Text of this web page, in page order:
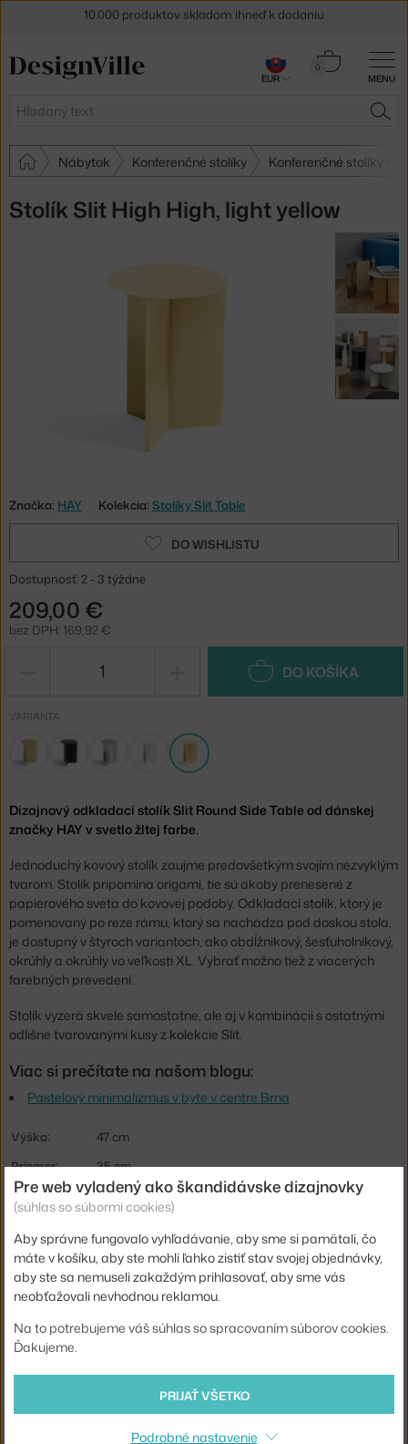
MENU
Hľadať
0
Košík
Nábytok Konferenčné stolíky Konferenčné stolíky
Stolík Slit High High, light yellow
Značka: HAY Kolekcia: Stolíky Slit Table
DO WISHLISTU
Dostupnosť: 2 - 3 týždne
209,00 €
bez DPH: 169,92 €
DO KOŠÍKA
VARIANTA
Dizajnový odkladací stolík Slit Round Side Table od dánskej
značky HAY v svetlo žltej farbe.
Jednoduchý kovový stolík zaujme predovšetkým svojím nezvyklým
tvarom. Stolík pripomína origami, tie sú akoby prenesené z
papierového sveta do kovovej podoby. Odkladací stolík, ktorý je
pomenovaný po reze rámu, ktorý sa nachádza pod doskou stola,
je dostupný v štyroch variantoch, ako obdĺžnikový, šesťuholníkový,
okrúhly a okrúhly vo veľkosti XL. Vybrať možno tiež z viacerých
farebných prevedení.
Stolík vyzerá skvele samostatne, ale aj v kombinácii s ostatnými
odlišne tvarovanými kusy z kolekcie Slit.
Viac si prečítate na našom blogu:
Pastelový minimalizmus v byte v centre Brna
Výška:
47 cm
Priemer:
35 cm
Farba:
svetlo žltá
Tvar:
kruh
Doska:
kov
EAN
Stolek Slit High High, light yellow
Shopping from the EU? Switch to Slit Table High, light yellow
30 dní na vrátenie tovaru
EUR
Pre web vyladený ako škandidávske dizajnovky
(súhlas so súbormi cookies)
Aby správne fungovalo vyhľadávanie, aby sme si pamätali, čo
máte v košíku, aby ste mohli ľahko zistiť stav svojej objednávky,
aby ste sa nemuseli zakaždým prihlasovať, aby sme vás
neobťažovali nevhodnou reklamou.
Na to potrebujeme váš súhlas so spracovaním súborov cookies.
Ďakujeme.
PRIJAŤ VŠETKO
Podrobné nastavenie